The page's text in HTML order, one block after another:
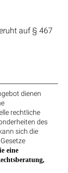
auf § 467
dienen
rechtliche
des
sich die
eine